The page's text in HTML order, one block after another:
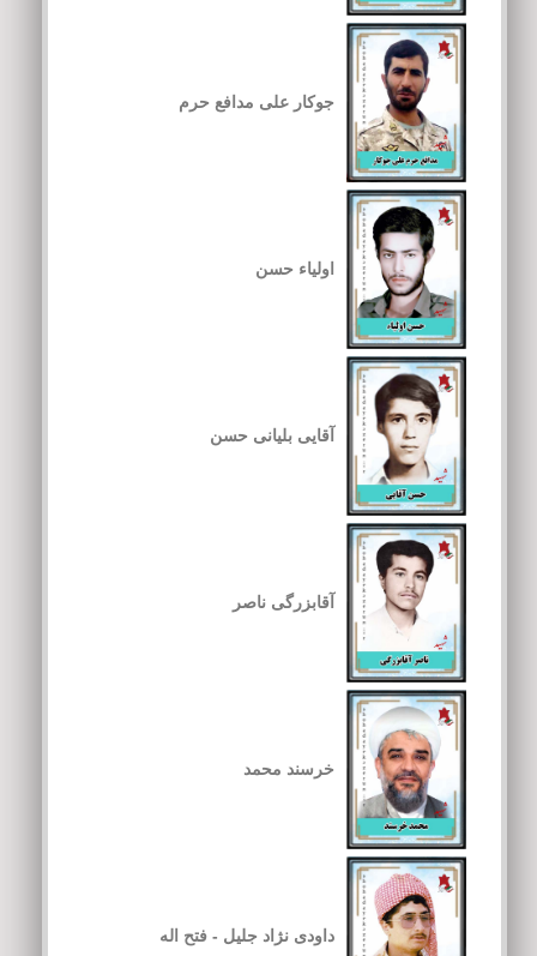
جوکار علی مدافع حرم
اولیاء حسن
آقایی بلیانی حسن
آقابزرگی ناصر
خرسند محمد
داودی نژاد جلیل - فتح اله